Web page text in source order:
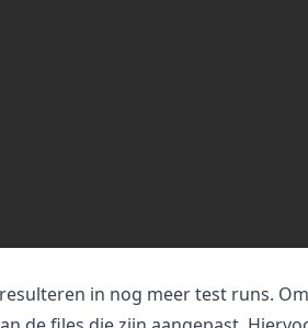
in nog meer test runs.